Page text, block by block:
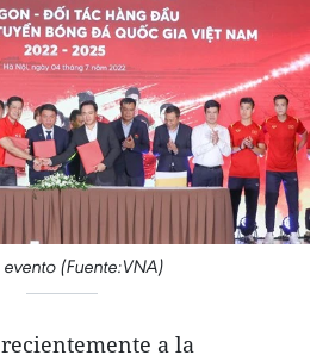
evento (Fuente:VNA)
a la